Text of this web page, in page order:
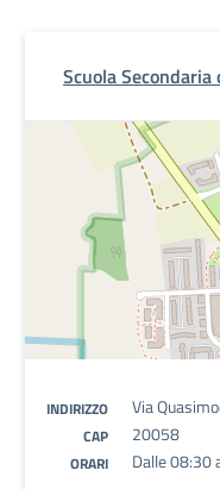
Scuola
INDIRIZZO Via
CAP 20058
ORARI Dalle 08:30